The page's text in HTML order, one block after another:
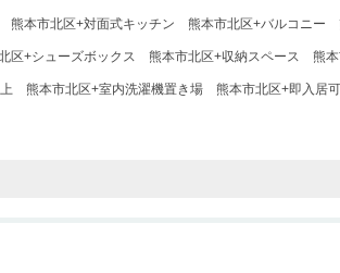
熊本市北区+対面式キッチン 熊本市北区+バルコニー
区+シューズボックス 熊本市北区+収納スペース 熊
熊本市北区+室内洗濯機置き場 熊本市北区+即入居可